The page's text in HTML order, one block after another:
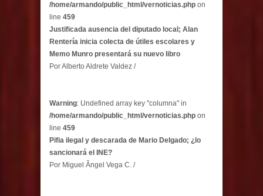
/home/armando/public_html/vernoticias.php on
line 459
Justificada ausencia del diputado local; Alan
Rentería inicia colecta de útiles escolares y
Memo Munro presentará su nuevo libro
Por Alberto Aldrete Valdez /
Warning: Undefined array key "columna" in
/home/armando/public_html/vernoticias.php on
line 459
Pifia ilegal y descarada de Mario Delgado; ¿lo
sancionará el INE?
Por Miguel Ãngel Vega C. /